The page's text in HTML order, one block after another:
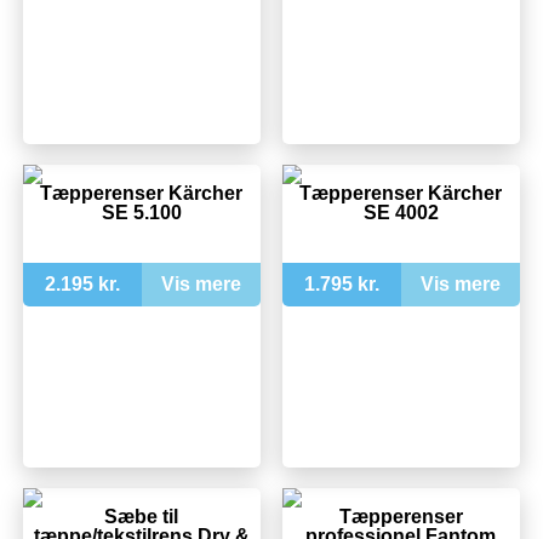
Tæpperenser Kärcher
SE 5.100
2.195 kr. Vis mere
Tæpperenser Kärcher
SE 4002
1.795 kr. Vis mere
Sæbe til
Tæpperenser